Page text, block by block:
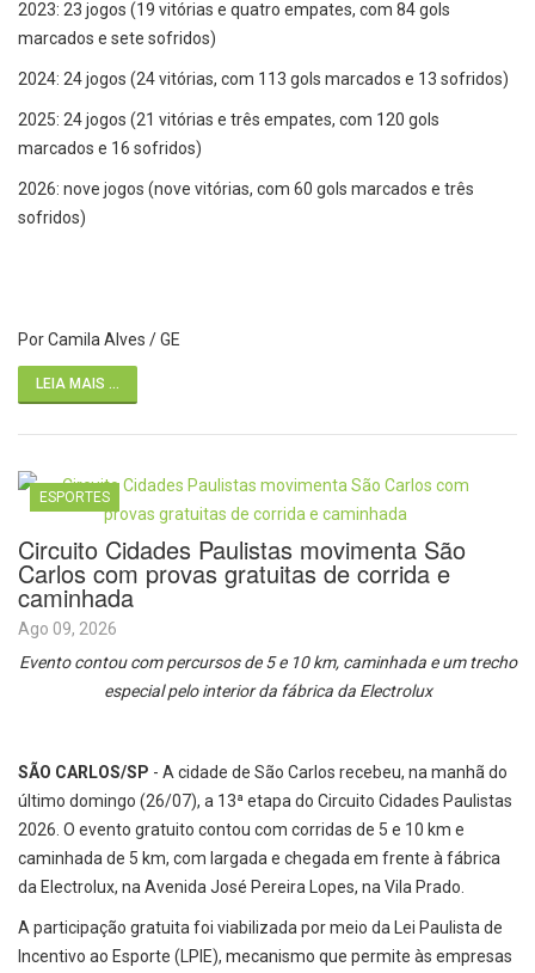
2023: 23 jogos (19 vitórias e quatro empates, com 84 gols
marcados e sete sofridos)
2024: 24 jogos (24 vitórias, com 113 gols marcados e 13 sofridos)
2025: 24 jogos (21 vitórias e três empates, com 120 gols
marcados e 16 sofridos)
2026: nove jogos (nove vitórias, com 60 gols marcados e três
sofridos)
Por Camila Alves / GE
LEIA MAIS ...
ESPORTES
Circuito Cidades Paulistas movimenta São
Carlos com provas gratuitas de corrida e
caminhada
Ago 09, 2026
Evento contou com percursos de 5 e 10 km, caminhada e um trecho
especial pelo interior da fábrica da Electrolux
SÃO CARLOS/SP - A cidade de São Carlos recebeu, na manhã do
último domingo (26/07), a 13ª etapa do Circuito Cidades Paulistas
2026. O evento gratuito contou com corridas de 5 e 10 km e
caminhada de 5 km, com largada e chegada em frente à fábrica
da Electrolux, na Avenida José Pereira Lopes, na Vila Prado.
A participação gratuita foi viabilizada por meio da Lei Paulista de
Incentivo ao Esporte (LPIE), mecanismo que permite às empresas